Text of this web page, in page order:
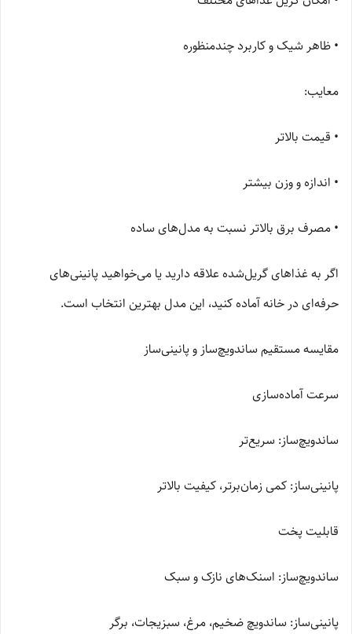
• ظاهر شیک و کاربرد چندمنظوره
معایب:
• قیمت بالاتر
• اندازه و وزن بیشتر
• مصرف برق بالاتر نسبت به مدل‌های ساده
اگر به غذاهای گریل‌شده علاقه دارید یا می‌خواهید پانینی‌های
حرفه‌ای در خانه آماده کنید، این مدل بهترین انتخاب است.
مقایسه مستقیم ساندویچ‌ساز و پانینی‌ساز
سرعت آماده‌سازی
ساندویچ‌ساز: سریع‌تر
پانینی‌ساز: کمی زمان‌برتر، کیفیت بالاتر
قابلیت پخت
ساندویچ‌ساز: اسنک‌های نازک و سبک
پانینی‌ساز: ساندویچ ضخیم، مرغ، سبزیجات، برگر